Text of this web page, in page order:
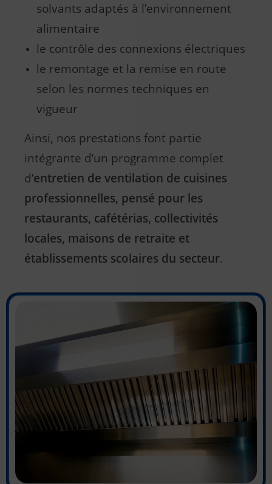
solvants adaptés à l’environnement
alimentaire
le contrôle des connexions électriques
le remontage et la remise en route
selon les normes techniques en
vigueur
Ainsi, nos prestations font partie
intégrante d’un programme complet
d’entretien de ventilation de cuisines
professionnelles, pensé pour les
restaurants, cafétérias, collectivités
locales, maisons de retraite et
établissements scolaires du secteur.